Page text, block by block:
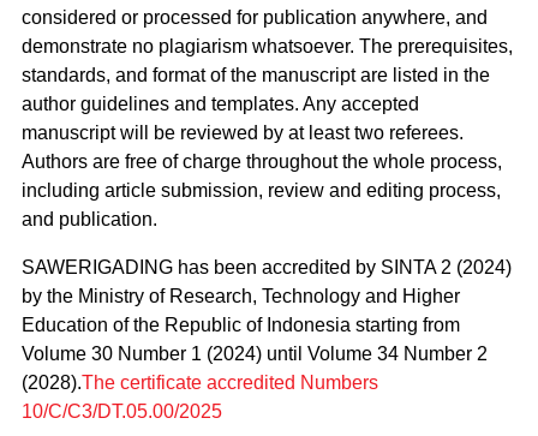
considered or processed for publication anywhere, and
demonstrate no plagiarism whatsoever. The prerequisites,
standards, and format of the manuscript are listed in the
author guidelines and templates. Any accepted
manuscript will be reviewed by at least two referees.
Authors are free of charge throughout the whole process,
including article submission, review and editing process,
and publication.
SAWERIGADING has been accredited by SINTA 2 (2024)
by the Ministry of Research, Technology and Higher
Education of the Republic of Indonesia starting from
Volume 30 Number 1 (2024) until Volume 34 Number 2
(2028).The certificate accredited Numbers
10/C/C3/DT.05.00/2025